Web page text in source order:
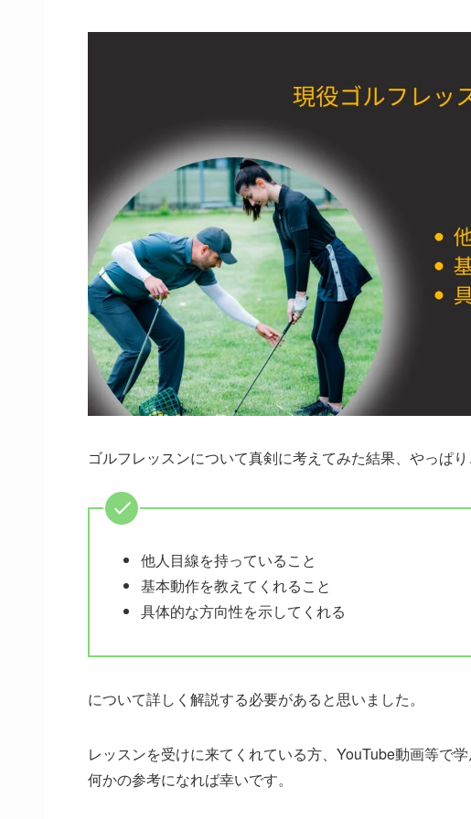
ゴルフレッスンについて真剣に考えてみた結果、やっぱり
他人目線を持っていること
基本動作を教えてくれること
具体的な方向性を示してくれる
について詳しく解説する必要があると思いました。
レッスンを受けに来てくれている方、YouTube動画等で
何かの参考になれば幸いです。